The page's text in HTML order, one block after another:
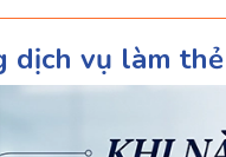
dịch vụ làm